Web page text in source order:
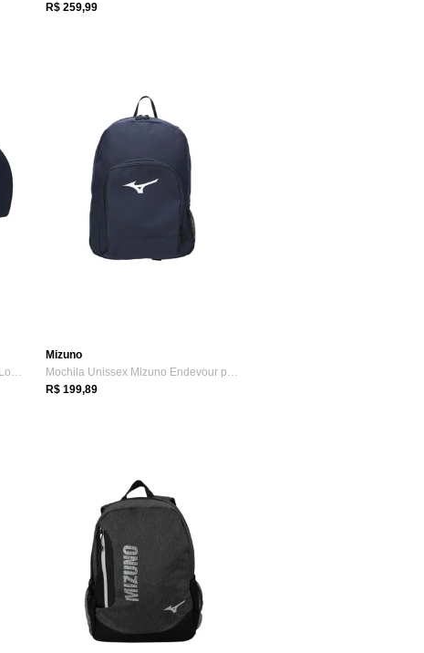
R$ 259,99
Boné Unissex Mizuno Sport New Logo Azul Escuro
Mizuno
Mochila Unissex Mizuno Endevour para Not...
R$ 199,89